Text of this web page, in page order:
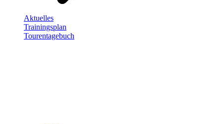
Aktuelles
Trainingsplan
Tourentagebuch